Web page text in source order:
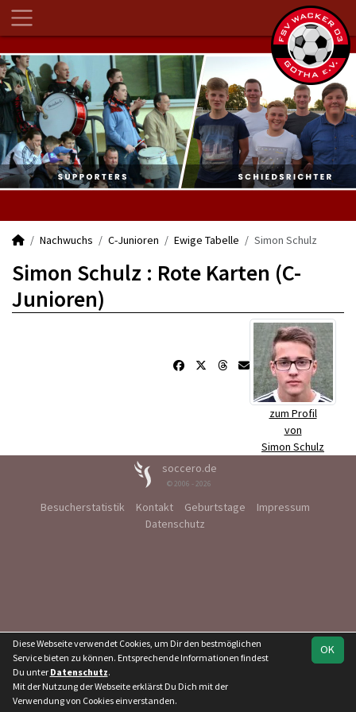
Nachwuchs C-Junioren Ewige Tabelle Simon Schulz
Simon Schulz : Rote Karten (C-
Junioren)
zum Profil
von
Simon Schulz
soccero.de
© 2006 - 2026
Besucherstatistik Kontakt Geburtstage
Impressum
Datenschutz
OK
Diese Webseite verwendet Cookies, um Dir den bestmöglichen
Service bieten zu können. Entsprechende Informationen findest
Du unter Datenschutz.
Mit der Nutzung der Webseite erklärst Du Dich mit der
Verwendung von Cookies einverstanden.